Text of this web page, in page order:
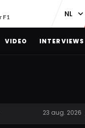
F1
VIDEO INTERVIEWS
23 aug. 2026